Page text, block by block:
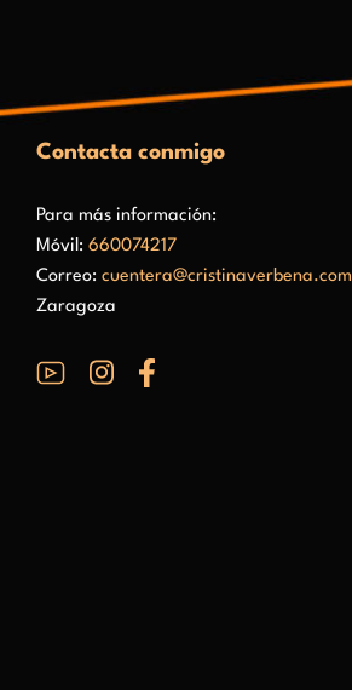
Contacta conmigo
Para más información:
Móvil: 660074217
Correo: cuentera@cristinaverbena.com
Zaragoza